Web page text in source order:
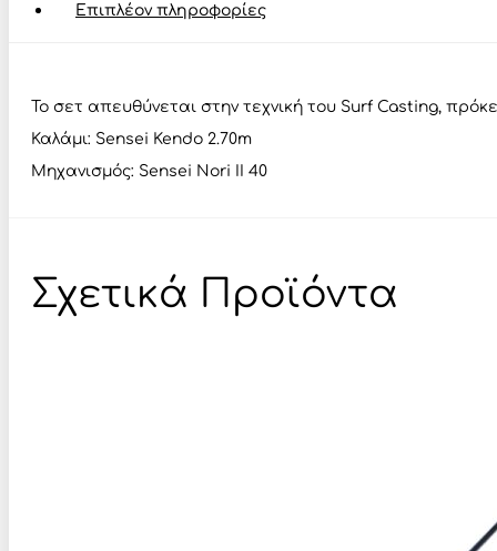
Επιπλέον πληροφορίες
Το σετ απευθύνεται στην τεχνική του Surf Casting,
Καλάμι: Sensei Kendo 2.70m
Μηχανισμός: Sensei Nori II 40
Σχετικά Προϊόντα